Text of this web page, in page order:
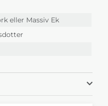
eller Massiv Ek